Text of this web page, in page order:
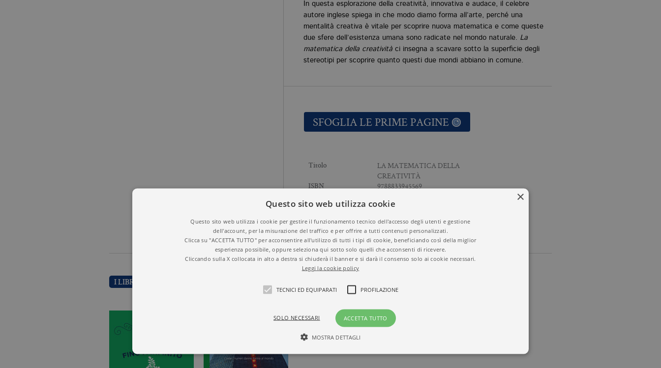
In questa esplorazione della creatività, innovativa e audace, il celebre
autore inglese spiega in che modo diamo forma all’arte, perché una
mentalità creativa è vitale per scoprire nuova matematica e come queste
due sfere dell’esistenza umana sono radicate nel mondo naturale. La
matematica della creatività ci insegna a scavare sotto la superficie degli
stereotipi per scoprire quanto questi due mondi abbiano in comune.
SFOGLIA LE PRIME PAGINE
Titolo
LA MATEMATICA DELLA
CREATIVITÀ
ISBN 9788833945569
Temi MATEMATICA
Formato Brossura
N° di pagine 368
I LIBRI DI MARCUS DU SAUTOY
×
Questo sito web utilizza cookie
Questo sito web utilizza i cookie per gestire il funzionamento tecnico dell'accesso degli utenti e gestione
dell'account, per la misurazione del traffico e per offrire a tutti contenuti personalizzati.
Clicca su "ACCETTA TUTTO" per acconsentire all'utilizzo di tutti i tipi di cookie, beneficiando così della miglior
esperienza possibile, oppure seleziona qui sotto solo quelli che acconsenti di ricevere.
Cliccando sulla X collocata in alto a destra si chiuderà il banner e si darà il consenso solo ai cookie necessari.
Leggi la cookie policy
TECNICI ED EQUIPARATI PROFILAZIONE
ACCETTA TUTTO
SOLO NECESSARI
MOSTRA DETTAGLI